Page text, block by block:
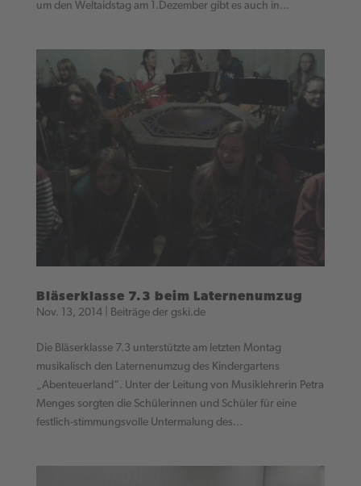
um den Weltaidstag am 1.Dezember gibt es auch in...
Bläserklasse 7.3 beim Laternenumzug
Nov. 13, 2014| Beiträge der gski.de
Die Bläserklasse 7.3 unterstützte am letzten Montag
musikalisch den Laternenumzug des Kindergartens
„Abenteuerland“. Unter der Leitung von Musiklehrerin Petra
Menges sorgten die Schülerinnen und Schüler für eine
festlich-stimmungsvolle Untermalung des...